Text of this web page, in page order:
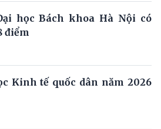
học Bách khoa Hà Nội có
điểm
Kinh tế quốc dân năm 2026